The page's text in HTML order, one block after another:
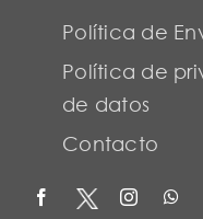
Política de
Política de
de datos
Contacto